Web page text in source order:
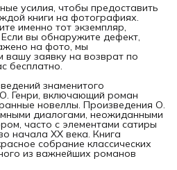
усилия, чтобы предоставить
книги на фотографиях.
именно тот экземпляр,
вы обнаружите дефект,
на фото, мы
заявку на возврат по
бесплатно.
знаменитого
Генри, включающий роман
новеллы. Произведения О.
диалогами, неожиданными
часто с элементами сатиры
начала XX века. Книга
собрание классических
из важнейших романов